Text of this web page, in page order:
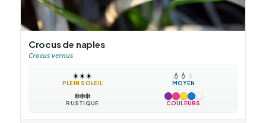
Crocus de naples
Crocus vernus
☀️☀️☀️
PLEIN SOLEIL
💧 💧 💧
MOYEN
❄️❄️❄️
RUSTIQUE COULEURS